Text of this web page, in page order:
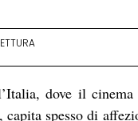
dove il
capita spesso di